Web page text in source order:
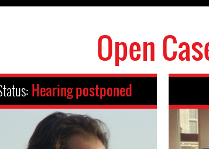
Open
Hearing postponed